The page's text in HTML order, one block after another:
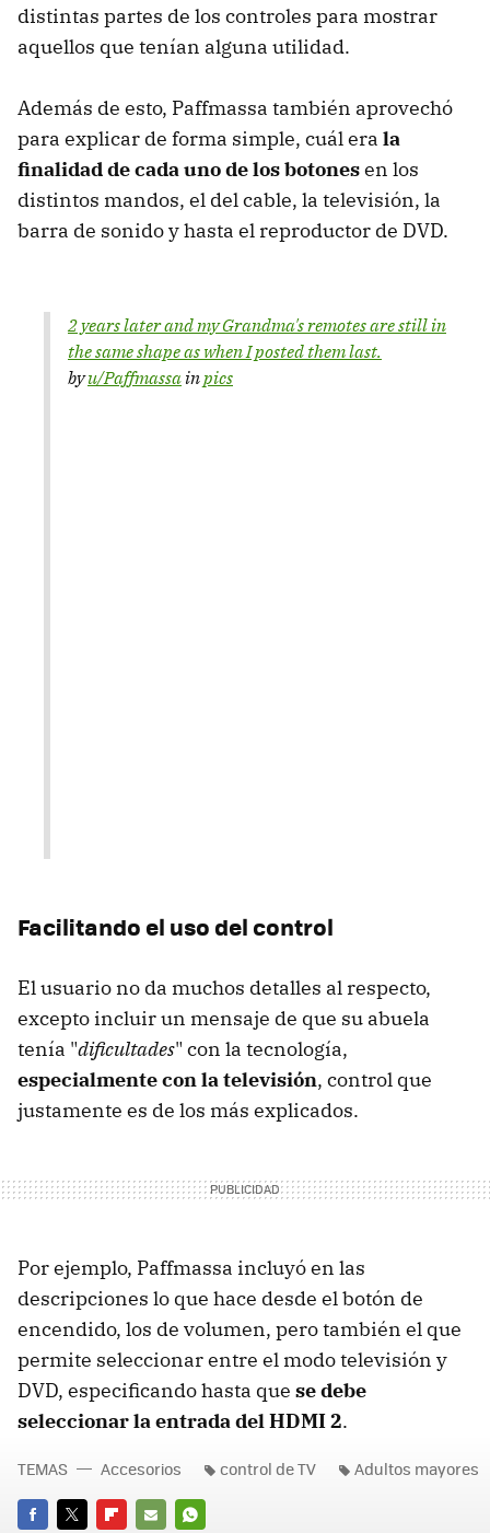
distintas partes de los controles para mostrar
aquellos que tenían alguna utilidad.
Además de esto, Paffmassa también aprovechó
para explicar de forma simple, cuál era la
finalidad de cada uno de los botonesen los
distintos mandos, el del cable, la televisión, la
barra de sonido y hasta el reproductor de DVD.
2 years later and my Grandma's remotes are still in
the same shape as when I posted them last.
byu/Paffmassa in pics
Facilitando el uso del control
El usuario no da muchos detalles al respecto,
excepto incluir un mensaje de que su abuela
tenía "dificultades" con la tecnología,
especialmente con la televisión, control que
justamente es de los más explicados.
Por ejemplo, Paffmassa incluyó en las
descripciones lo que hace desde el botón de
encendido, los de volumen, pero también el que
permite seleccionar entre el modo televisión y
DVD, especificando hasta que se debe
seleccionar la entrada del HDMI 2.
TEMAS Accesorios control de TV Adultos mayores